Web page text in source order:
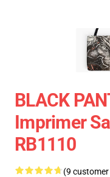
BLACK
Imprimer
RB1110
(9